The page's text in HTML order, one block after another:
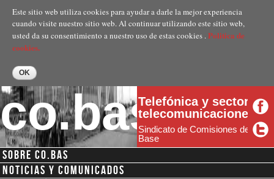
contenido
principal
Este sitio web utiliza cookies para ayudar a darle la mejor experiencia
cuando visite nuestro sitio web. Al continuar utilizando este sitio web,
usted da su consentimiento a nuestro uso de estas cookies .Politica de
cookies.
co.basTelefónica y sector
telecomunicaciones
Sindicato de Comisiones de
Base
SOBRE CO.BAS
NOTICIAS Y COMUNICADOS